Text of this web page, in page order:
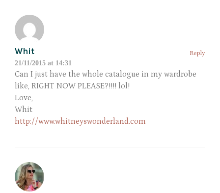
Whit
21/11/2015 at 14:31
Reply
Can I just have the whole catalogue in my wardrobe
like, RIGHT NOW PLEASE?!!!! lol!
Love,
Whit
http://www.whitneyswonderland.com